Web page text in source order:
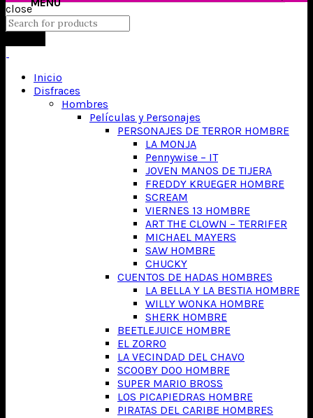
close
Inicio
Disfraces
Hombres
Películas y Personajes
PERSONAJES DE TERROR HOMBRE
LA MONJA
Pennywise – IT
JOVEN MANOS DE TIJERA
FREDDY KRUEGER HOMBRE
SCREAM
VIERNES 13 HOMBRE
ART THE CLOWN – TERRIFER
MICHAEL MAYERS
SAW HOMBRE
CHUCKY
CUENTOS DE HADAS HOMBRES
LA BELLA Y LA BESTIA HOMBRE
WILLY WONKA HOMBRE
SHERK HOMBRE
BEETLEJUICE HOMBRE
EL ZORRO
LA VECINDAD DEL CHAVO
SCOOBY DOO HOMBRE
SUPER MARIO BROSS
LOS PICAPIEDRAS HOMBRE
PIRATAS DEL CARIBE HOMBRES